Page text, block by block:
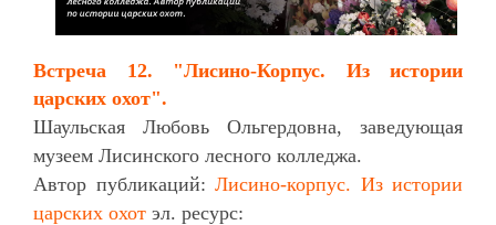
Встреча 12. "Лисино-Корпус. Из истории
царских охот".
Шаульская Любовь Ольгердовна, заведующая
музеем Лисинского лесного колледжа.
Автор публикаций: Лисино-корпус. Из истории
царских охот эл. ресурс: